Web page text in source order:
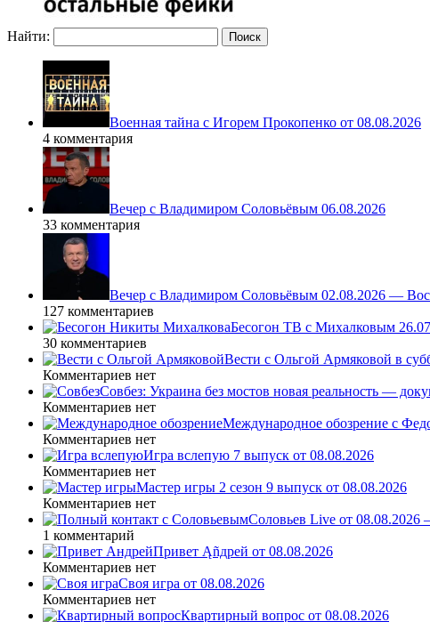
Найти:
Военная тайна с Игорем Прокопенко от 08.08.2026
4 комментария
Вечер с Владимиром Соловьёвым 06.08.2026
33 комментария
Вечер с Владимиром Соловьёвым 02.08.2026 —
127 комментариев
Бесогон ТВ с Михалковым
30 комментариев
Вести с Ольгой Армяковой в
Комментариев нет
Совбез: Украина без мостов новая реальность —
Комментариев нет
Международное обозрение с
Комментариев нет
Игра вслепую 7 выпуск от 08.08.2026
Комментариев нет
Мастер игры 2 сезон 9 выпуск от 08.08.2026
Комментариев нет
Соловьев Live от
1 комментарий
Привет Ąñдpей от 08.08.2026
Комментариев нет
Своя игра от 08.08.2026
Комментариев нет
Квартирный вопрос от 08.08.2026